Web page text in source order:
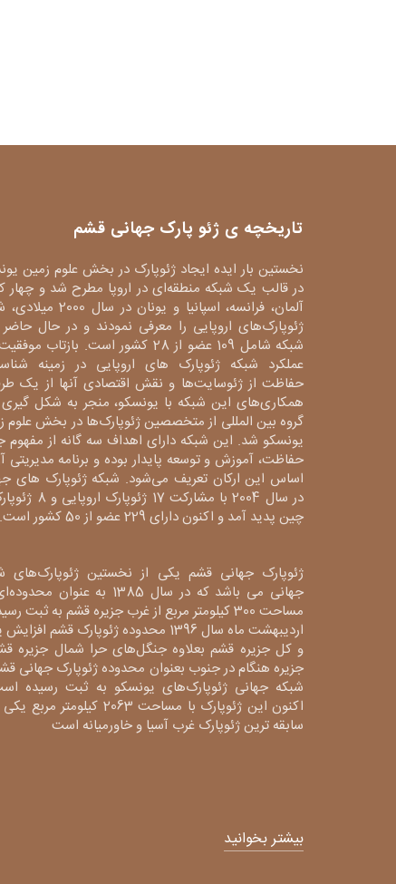
تاریخچه ی ژئو پارک جهانی قشم
نخستین بار ایده ایجاد ژئوپارک در بخش علوم زمین
در قالب یک شبکه منطقه‌ای در اروپا مطرح شد و چهار
آلمان، فرانسه، اسپانیا و یونان در سال
ژئوپارک‌های اروپایی را معرفی نمودند و در حال
شبکه شامل 109 عضو از 28 کشور است. بازتاب
عملکرد شبکه ژئوپارک های اروپایی در زمینه
حفاظت از ژئوسایت‌ها و نقش اقتصادی آنها از یک
همکاری‌های این شبکه با یونسکو، منجر به شکل
گروه بین المللی از متخصصین ژئوپارک‌ها در بخش علوم
یونسکو شد. این شبکه دارای اهداف سه گانه از مفهوم
حفاظت، آموزش و توسعه پایدار بوده و برنامه مدیریتی
اساس این ارکان تعریف می‌شود. شبکه ژئوپارک های
در سال 2004 با مشارکت 17
چین پدید آمد و اکنون دارای 229 عضو از 50 کشور است.
ژئوپارک جهانی قشم یکی از نخستین ژئوپارک‌های
جهانی می باشد که در سال 1385 به عنوان
مساحت 300 کیلومتر مربع از غرب جزیره قشم به ثبت
اردیبهشت ماه سال 1396 محدوده ژئوپارک قشم
و کل جزیره قشم بعلاوه جنگل‌های حرا شمال جزیره
جزیره هنگام در جنوب بعنوان محدوده ژئوپارک جهانی
شبکه جهانی ژئوپارک‌های یونسکو به ثبت رسیده
اکنون این ژئوپارک با مساحت 2063 کیلومتر
سابقه ترین ژئوپارک غرب آسیا و خاورمیانه است
بیشتر بخوانید